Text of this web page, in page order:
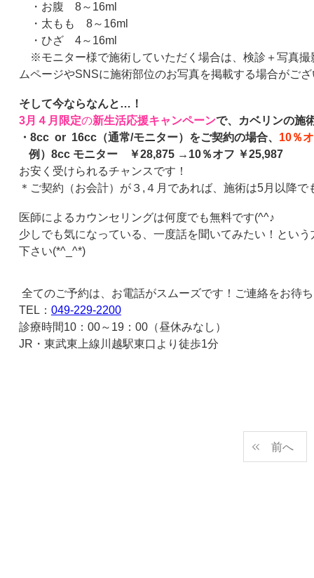
・お腹 8～ 16ml
・太もも 8～ 16ml
・ひざ 4～ 16ml
※モニター様で施術していただく場合は、検診＋写真撮
ムページやSNSに施術部位のお写真を掲載する場合がござ
そして今ならなんと…！
3月４月限定の新生活応援キャンペーンで、カベリンの施
・ 8cc or 16cc（通常/モニター）をご契約の場合、 10％
例） 8cc モニター ￥28,875 → 10％オフ ￥25,987
お安く受けられるチャンスです！
＊ご契約（お会計）が３ , ４月であれば、施術は5月以降で
医師によるカウンセリングは何度でも無料です(^^♪
少しでも気になっている、一度話を聞いてみたい！とい
下さい(*^_^*)
全てのご予約は、お電話がスムーズです！ご連絡をお待
TEL ： 049-229-2200
診療時間10： 00～ 19： 00（昼休みなし）
JR ・東武東上線川越駅東口より徒歩1分
前へ